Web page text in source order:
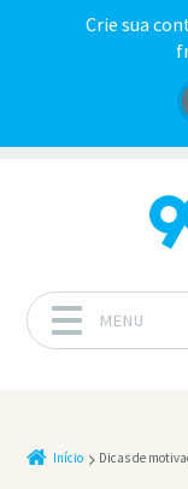
Crie sua
MENU
Início Dicas de